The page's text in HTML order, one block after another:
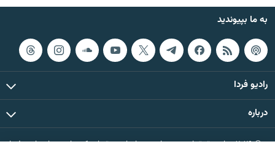
به ما بپیوندید
رادیو فردا
درباره